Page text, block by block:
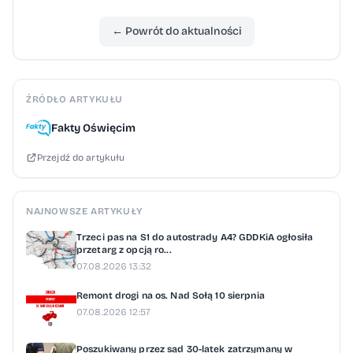
← Powrót do aktualności
ŹRÓDŁO ARTYKUŁU
Fakty Oświęcim
Przejdź do artykułu
NAJNOWSZE ARTYKUŁY
Trzeci pas na S1 do autostrady A4? GDDKiA ogłosiła
przetarg z opcją ro...
07.08.2026 13:32
Remont drogi na os. Nad Sołą 10 sierpnia
07.08.2026 12:57
Poszukiwany przez sąd 30-latek zatrzymany w